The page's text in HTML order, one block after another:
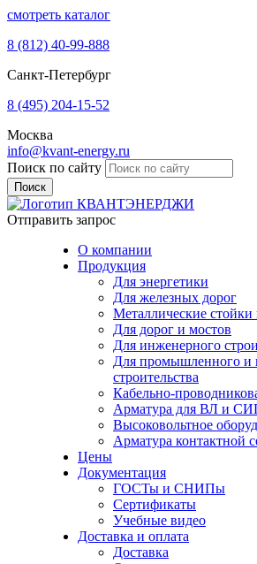
смотреть каталог
8 (812) 40-99-888
Санкт-Петербург
8 (495) 204-15-52
Москва
info@kvant-energy.ru
Поиск по сайту
Отправить запрос
О компании
Продукция
Для энергетики
Для железных дорог
Металлические
Для дорог и мостов
Для инженерного
Для промышленного и
строительства
Кабельно-
Арматура для ВЛ и
Высоковольтное
Арматура контактной
Цены
Документация
ГОСТы и СНИПы
Сертификаты
Учебные видео
Доставка и оплата
Доставка